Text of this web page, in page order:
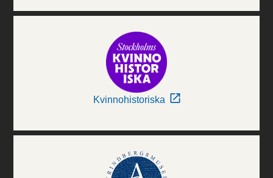
Kvinnohistoriska